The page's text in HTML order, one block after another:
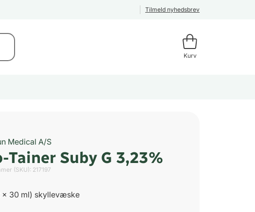
Tilmeld nyhedsbrev
Kurv
Medical A/S
Tainer Suby G 3,23%
(SKU): 217197
x 30 ml) skyllevæske